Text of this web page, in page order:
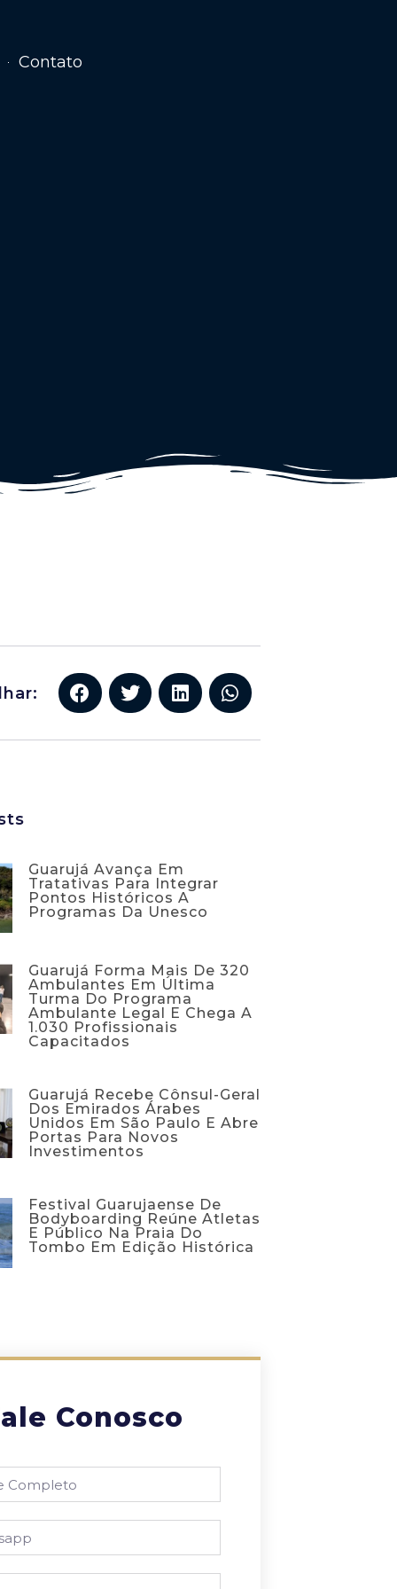
Contato
Guarujá Avança Em
Tratativas Para Integrar
Pontos Históricos A
Programas Da Unesco
Guarujá Forma Mais De 320
Ambulantes Em Última
Turma Do Programa
Ambulante Legal E Chega A
1.030 Profissionais
Capacitados
Guarujá Recebe Cônsul-Geral
Dos Emirados Árabes
Unidos Em São Paulo E Abre
Portas Para Novos
Investimentos
Festival Guarujaense De
Bodyboarding Reúne Atletas
E Público Na Praia Do
Tombo Em Edição Histórica
Conosco